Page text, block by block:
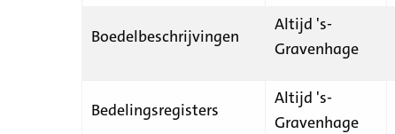
Boedelbeschrijvingen
Altijd 's-
Gravenhage
Bedelingsregisters
Altijd 's-
Gravenhage